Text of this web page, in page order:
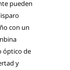
pueden
con un
óptico de
y